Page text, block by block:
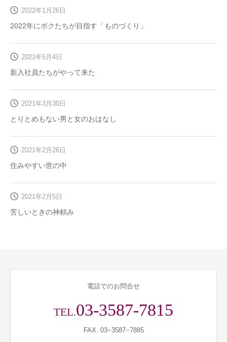
2022年にボクたちが目指す「ものづくり」
2022年1月26日
新入社員たちがやって来た
2021年5月4日
とりとめもない男と女のおはなし
2021年3月30日
住みやすい世の中
2021年2月26日
苦しいときの神頼み
2021年2月5日
電話でのお問合せ
TEL.03-3587-7815
FAX. 03−3587−7885